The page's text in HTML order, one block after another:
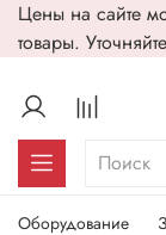
Цены на сайте
товары.
Оборудование